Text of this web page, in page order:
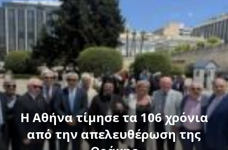
Η Αθήνα τίμησε τα 106 χρόνια
από την απελευθέρωση της